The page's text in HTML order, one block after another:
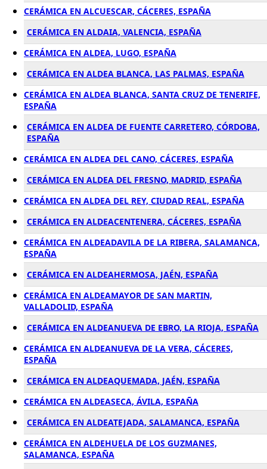
CERÁMICA EN ALCUESCAR, CÁCERES, ESPAÑA
CERÁMICA EN ALDAIA, VALENCIA, ESPAÑA
CERÁMICA EN ALDEA, LUGO, ESPAÑA
CERÁMICA EN ALDEA BLANCA, LAS PALMAS, ESPAÑA
CERÁMICA EN ALDEA BLANCA, SANTA CRUZ DE TENERIFE,
ESPAÑA
CERÁMICA EN ALDEA DE FUENTE CARRETERO, CÓRDOBA,
ESPAÑA
CERÁMICA EN ALDEA DEL CANO, CÁCERES, ESPAÑA
CERÁMICA EN ALDEA DEL FRESNO, MADRID, ESPAÑA
CERÁMICA EN ALDEA DEL REY, CIUDAD REAL, ESPAÑA
CERÁMICA EN ALDEACENTENERA, CÁCERES, ESPAÑA
CERÁMICA EN ALDEADAVILA DE LA RIBERA, SALAMANCA,
ESPAÑA
CERÁMICA EN ALDEAHERMOSA, JAÉN, ESPAÑA
CERÁMICA EN ALDEAMAYOR DE SAN MARTIN,
VALLADOLID, ESPAÑA
CERÁMICA EN ALDEANUEVA DE EBRO, LA RIOJA, ESPAÑA
CERÁMICA EN ALDEANUEVA DE LA VERA, CÁCERES,
ESPAÑA
CERÁMICA EN ALDEAQUEMADA, JAÉN, ESPAÑA
CERÁMICA EN ALDEASECA, ÁVILA, ESPAÑA
CERÁMICA EN ALDEATEJADA, SALAMANCA, ESPAÑA
CERÁMICA EN ALDEHUELA DE LOS GUZMANES,
SALAMANCA, ESPAÑA